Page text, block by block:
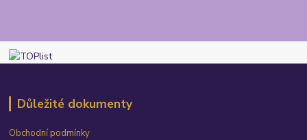
Důležité dokumenty
Obchodní podmínky